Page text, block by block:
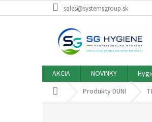
na
sales@systemsgroup.sk
AKCIA NOVINKY
DomovProdukty DUNI